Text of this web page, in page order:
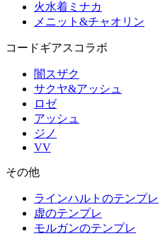
火水着ミナカ
メニット&チャオリン
コードギアスコラボ
闇スザク
サクヤ&アッシュ
ロゼ
アッシュ
ジノ
VV
その他
ラインハルトのテンプレ
虚のテンプレ
モルガンのテンプレ